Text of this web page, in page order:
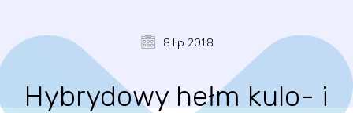
8 lip 2018
Hybrydowy hełm kulo- i